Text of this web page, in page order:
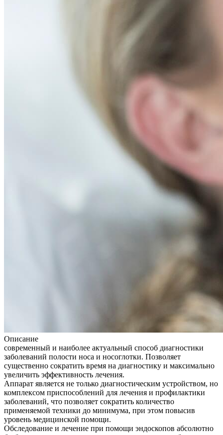
Описание
современный и наиболее актуальный способ диагностики
заболеваний полости носа и носоглотки. Позволяет
существенно сократить время на диагностику и максимально
увеличить эффективность лечения.
Аппарат является не только диагностическим устройством, но
комплексом приспособлений для лечения и профилактики
заболеваний, что позволяет сократить количество
применяемой техники до минимума, при этом повысив
уровень медицинской помощи.
Обследование и лечение при помощи эндоскопов абсолютно